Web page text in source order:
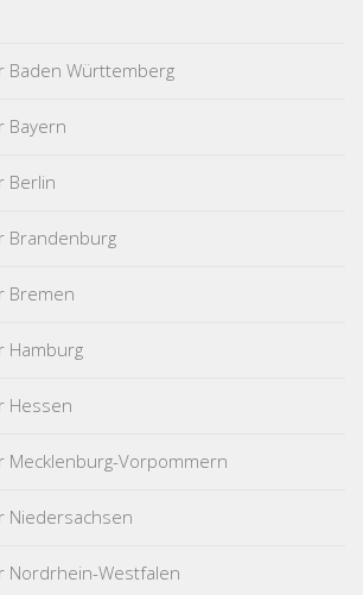
Baden Württemberg
Bayern
Berlin
Brandenburg
Bremen
Hamburg
Hessen
Mecklenburg-Vorpommern
Niedersachsen
Nordrhein-Westfalen